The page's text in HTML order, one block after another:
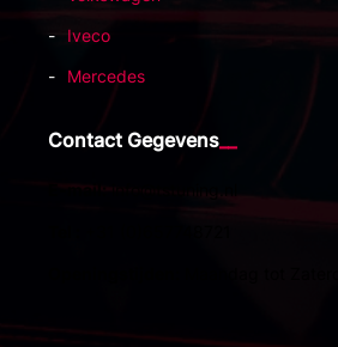
Iveco
Mercedes
Contact Gegevens
E-mail: